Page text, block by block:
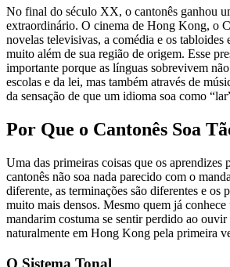
No final do século XX, o cantonês ganhou
extraordinário. O cinema de Hong Kong, o
novelas televisivas, a comédia e os tabloides
muito além de sua região de origem. Esse
importante porque as línguas sobrevivem
escolas e da lei, mas também através de
da sensação de que um idioma soa como
Por Que o Cantonês Soa
Uma das primeiras coisas que os aprendizes
cantonês não soa nada parecido com o
diferente, as terminações são diferentes e os
muito mais densos. Mesmo quem já
mandarim costuma se sentir perdido ao
naturalmente em Hong Kong pela primeira
O Sistema Tonal